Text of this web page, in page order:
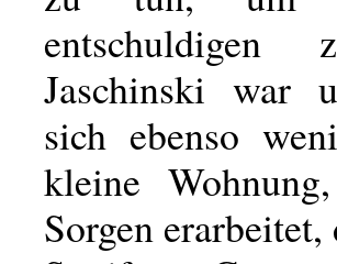
Jaschinski war
sich ebenso
kleine
Sorgen